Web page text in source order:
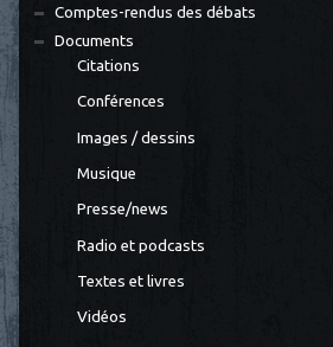
Comptes-rendus des débats
Documents
Citations
Conférences
Images / dessins
Musique
Presse/news
Radio et podcasts
Textes et livres
Vidéos